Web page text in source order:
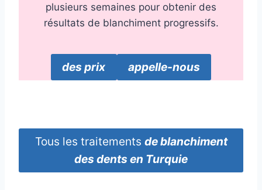
plusieurs semaines pour obtenir des
résultats de blanchiment progressifs.
des prix appelle-nous
Tous les traitements de blanchiment
des dents en Turquie